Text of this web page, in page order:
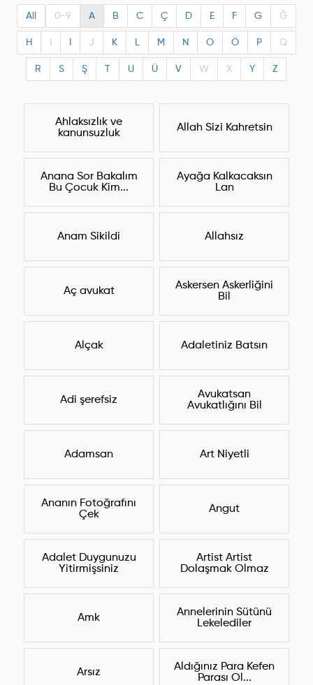
All 0-9 A B C Ç D E F G Ğ
H J K L M N O Ö P Q
R S Ş U Ü V W X Y Z
Ahlaksızlık ve
kanunsuzluk
Allah Sizi Kahretsin
Anana Sor Bakalım
Bu Çocuk Kim...
Ayağa Kalkacaksın
Lan
Anam Sikildi Allahsız
Aç avukat
Askersen Askerliğini
Bil
Alçak Adaletiniz Batsın
Adi şerefsiz
Avukatsan
Avukatlığını Bil
Adamsan Art Niyetli
Ananın Fotoğrafını
Çek
Angut
Adalet Duygunuzu
Yitirmişsiniz
Artist Artist
Dolaşmak Olmaz
Amk
Annelerinin Sütünü
Lekelediler
Arsız
Aldığınız Para Kefen
Parası Ol...